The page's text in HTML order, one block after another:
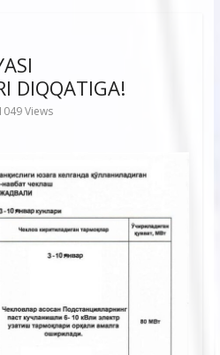
DIQQATIGA!
Views